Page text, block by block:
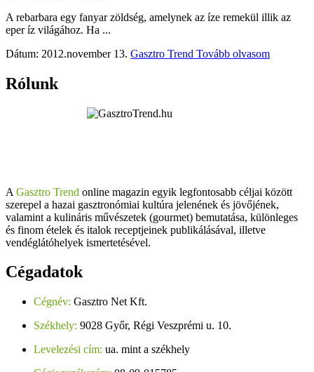
A rebarbara egy fanyar zöldség, amelynek az íze remekül illik az
eper íz világához. Ha ...
Dátum: 2012.november 13. Gasztro Trend Tovább olvasom
Rólunk
A Gasztro Trend online magazin egyik legfontosabb céljai között
szerepel a hazai gasztronómiai kultúra jelenének és jövőjének,
valamint a kulináris művészetek (gourmet) bemutatása, különleges
és finom ételek és italok receptjeinek publikálásával, illetve
vendéglátóhelyek ismertetésével.
Cégadatok
Cégnév: Gasztro Net Kft.
Székhely: 9028 Győr, Régi Veszprémi u. 10.
Levelezési cím: ua. mint a székhely